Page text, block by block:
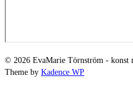
© 2026 EvaMarie Törnström - konst
Theme by Kadence WP